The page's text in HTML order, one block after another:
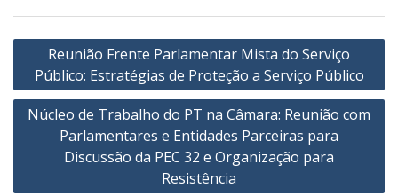
Navegação
Post
Reunião Frente Parlamentar Mista do Serviço
Público: Estratégias de Proteção a Serviço Público
Núcleo de Trabalho do PT na Câmara: Reunião com
Parlamentares e Entidades Parceiras para
Discussão da PEC 32 e Organização para
Resistência